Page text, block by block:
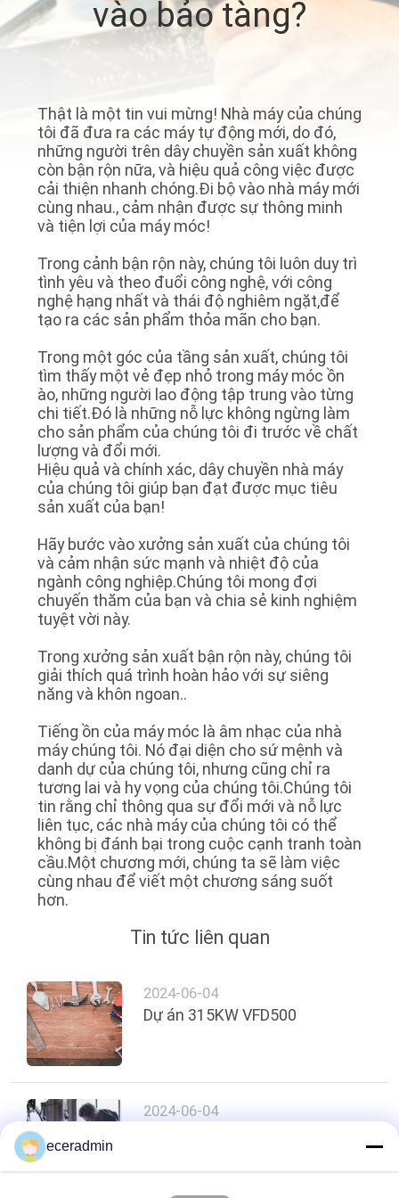
NHÀ
MÁY
KIỂM
SOÁT
CHẤT
LƯỢNG
LIÊN
VỚI
CHÚNG
TÔI
TIN
TỨC
CÁC
TRƯỜNG
HỢP
CẦU
BÁO
GIÁ
TRANG
WEB
BẢO
MẬT
vào bảo tàng?
Thật là một tin vui mừng! Nhà máy của chúng
tôi đã đưa ra các máy tự động mới, do đó,
những người trên dây chuyền sản xuất không
còn bận rộn nữa, và hiệu quả công việc được
cải thiện nhanh chóng.Đi bộ vào nhà máy mới
cùng nhau., cảm nhận được sự thông minh
và tiện lợi của máy móc!
Trong cảnh bận rộn này, chúng tôi luôn duy trì
tình yêu và theo đuổi công nghệ, với công
nghệ hạng nhất và thái độ nghiêm ngặt,để
tạo ra các sản phẩm thỏa mãn cho bạn.
Trong một góc của tầng sản xuất, chúng tôi
tìm thấy một vẻ đẹp nhỏ trong máy móc ồn
ào, những người lao động tập trung vào từng
chi tiết.Đó là những nỗ lực không ngừng làm
cho sản phẩm của chúng tôi đi trước về chất
lượng và đổi mới.
Hiệu quả và chính xác, dây chuyền nhà máy
của chúng tôi giúp bạn đạt được mục tiêu
sản xuất của bạn!
Hãy bước vào xưởng sản xuất của chúng tôi
và cảm nhận sức mạnh và nhiệt độ của
ngành công nghiệp.Chúng tôi mong đợi
chuyến thăm của bạn và chia sẻ kinh nghiệm
tuyệt vời này.
Trong xưởng sản xuất bận rộn này, chúng tôi
giải thích quá trình hoàn hảo với sự siêng
năng và khôn ngoan..
Tiếng ồn của máy móc là âm nhạc của nhà
máy chúng tôi. Nó đại diện cho sứ mệnh và
danh dự của chúng tôi, nhưng cũng chỉ ra
tương lai và hy vọng của chúng tôi.Chúng tôi
tin rằng chỉ thông qua sự đổi mới và nỗ lực
liên tục, các nhà máy của chúng tôi có thể
không bị đánh bại trong cuộc cạnh tranh toàn
cầu.Một chương mới, chúng ta sẽ làm việc
cùng nhau để viết một chương sáng suốt
hơn.
Tin tức liên quan
2024-06-04
Dự án 315KW VFD500
2024-06-04
eceradmin